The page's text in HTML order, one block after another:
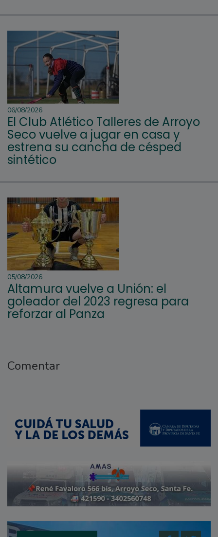
06/08/2026
El Club Atlético Talleres de Arroyo
Seco vuelve a jugar en casa y
estrena su cancha de césped
sintético
05/08/2026
Altamura vuelve a Unión: el
goleador del 2023 regresa para
reforzar al Panza
Comentar